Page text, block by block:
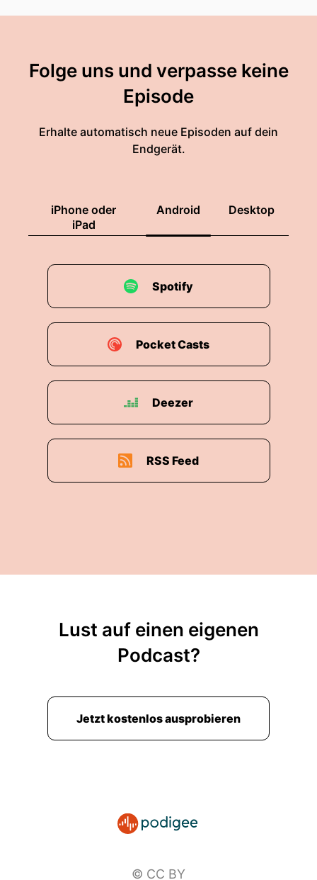
Folge uns und verpasse keine
Episode
Erhalte automatisch neue Episoden auf dein
Endgerät.
iPhone oder
iPad
Android Desktop
Spotify
Pocket Casts
Deezer
RSS Feed
Lust auf einen eigenen
Podcast?
Jetzt kostenlos ausprobieren
© CC BY